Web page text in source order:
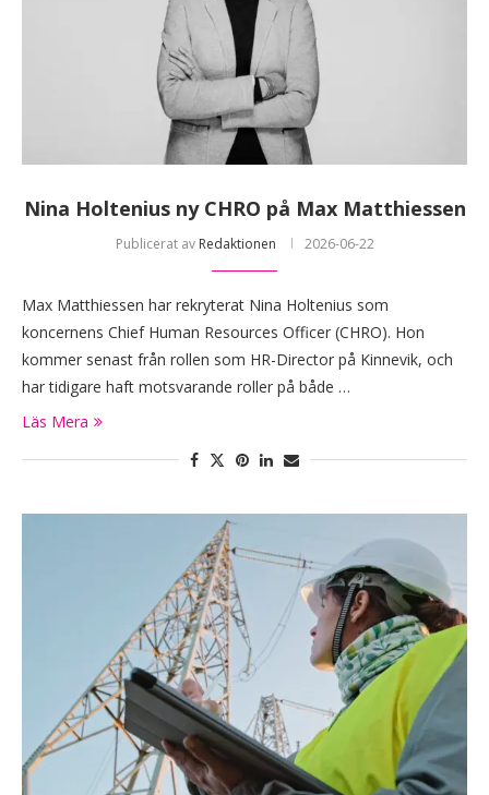
Nina Holtenius ny CHRO på Max Matthiessen
Publicerat av Redaktionen 2026-06-22
Max Matthiessen har rekryterat Nina Holtenius som
koncernens Chief Human Resources Officer (CHRO). Hon
kommer senast från rollen som HR-Director på Kinnevik, och
har tidigare haft motsvarande roller på både …
Läs Mera